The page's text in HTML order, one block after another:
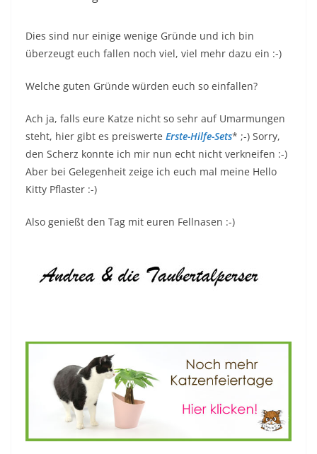
Dies sind nur einige wenige Gründe und ich bin
überzeugt euch fallen noch viel, viel mehr dazu ein :-)
Welche guten Gründe würden euch so einfallen?
Ach ja, falls eure Katze nicht so sehr auf Umarmungen
steht, hier gibt es preiswerte Erste-Hilfe-Sets* ;-) Sorry,
den Scherz konnte ich mir nun echt nicht verkneifen :-)
Aber bei Gelegenheit zeige ich euch mal meine Hello
Kitty Pflaster :-)
Also genießt den Tag mit euren Fellnasen :-)